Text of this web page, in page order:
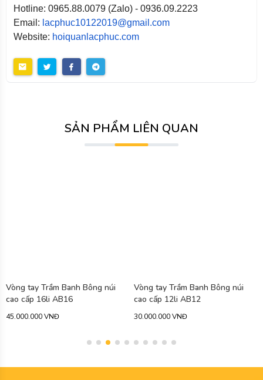
Hotline: 0965.88.0079 (Zalo) - 0936.09.2223
Email: lacphuc10122019@gmail.com
Website: hoiquanlacphuc.com
SẢN PHẨM LIÊN QUAN
Vòng tay Trầm Banh Bông núi
cao cấp 16li AB16
45.000.000 VNĐ
Vòng tay Trầm Banh Bông núi
cao cấp 12li AB12
30.000.000 VNĐ